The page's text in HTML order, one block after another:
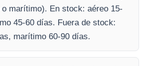
marítimo). En stock: aéreo 15-
45-60 días. Fuera de stock:
marítimo 60-90 días.